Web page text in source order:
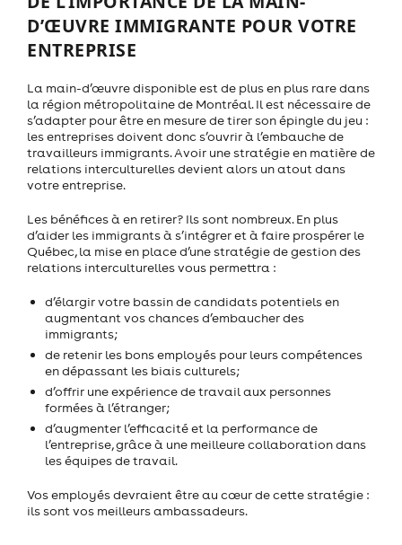
D’ŒUVRE IMMIGRANTE POUR VOTRE
ENTREPRISE
La main-d’œuvre disponible est de plus en plus rare dans
la région métropolitaine de Montréal. Il est nécessaire de
s’adapter pour être en mesure de tirer son épingle du jeu :
les entreprises doivent donc s’ouvrir à l’embauche de
travailleurs immigrants. Avoir une stratégie en matière de
relations interculturelles devient alors un atout dans
votre entreprise.
Les bénéfices à en retirer? Ils sont nombreux. En plus
d’aider les immigrants à s’intégrer et à faire prospérer le
Québec, la mise en place d’une stratégie de gestion des
relations interculturelles vous permettra :
d’élargir votre bassin de candidats potentiels en
augmentant vos chances d’embaucher des
immigrants;
de retenir les bons employés pour leurs compétences
en dépassant les biais culturels;
d’offrir une expérience de travail aux personnes
formées à l’étranger;
d’augmenter l’efficacité et la performance de
l’entreprise, grâce à une meilleure collaboration dans
les équipes de travail.
Vos employés devraient être au cœur de cette stratégie :
ils sont vos meilleurs ambassadeurs.